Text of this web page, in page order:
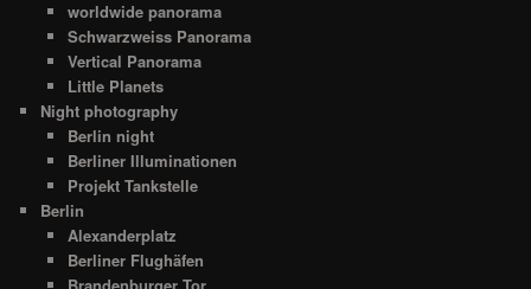
worldwide panorama
Schwarzweiss Panorama
Vertical Panorama
Little Planets
Night photography
Berlin night
Berliner Illuminationen
Projekt Tankstelle
Berlin
Alexanderplatz
Berliner Flughäfen